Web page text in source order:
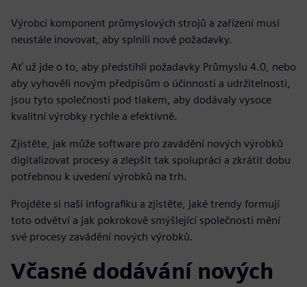
Výrobci komponent průmyslových strojů a zařízení musí
neustále inovovat, aby splnili nové požadavky.
Ať už jde o to, aby předstihli požadavky Průmyslu 4.0, nebo
aby vyhověli novým předpisům o účinnosti a udržitelnosti,
jsou tyto společnosti pod tlakem, aby dodávaly vysoce
kvalitní výrobky rychle a efektivně.
Zjistěte, jak může software pro zavádění nových výrobků
digitalizovat procesy a zlepšit tak spolupráci a zkrátit dobu
potřebnou k uvedení výrobků na trh.
Projděte si naši infografiku a zjistěte, jaké trendy formují
toto odvětví a jak pokrokově smýšlející společnosti mění
své procesy zavádění nových výrobků.
Včasné dodávání nových